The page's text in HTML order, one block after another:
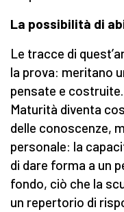
La possibilità di
Le tracce di
la prova: meritano
pensate e
Maturità diventa
delle conoscenze,
personale: la
di dare forma a un
fondo, ciò che la
un repertorio di